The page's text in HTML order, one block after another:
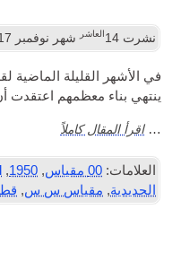
نشرت 14 العاشر شهر نوفمبر 2017
في الأشهر القليلة الماضية
ينتهي بناء معظمهم اعتقدت
…اقرأ المقال كاملاً
العلامات: 00 مقياس ,
1950
,
الحديدية, مقياس س س,